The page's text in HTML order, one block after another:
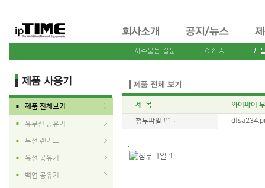
■ 제품 전체보기
■ 유무선 공유기
■ 무선 랜카드
■ 유선 공유기
■ 백업 공유기
제 목 와이파이
첨부파일 #1 :
.